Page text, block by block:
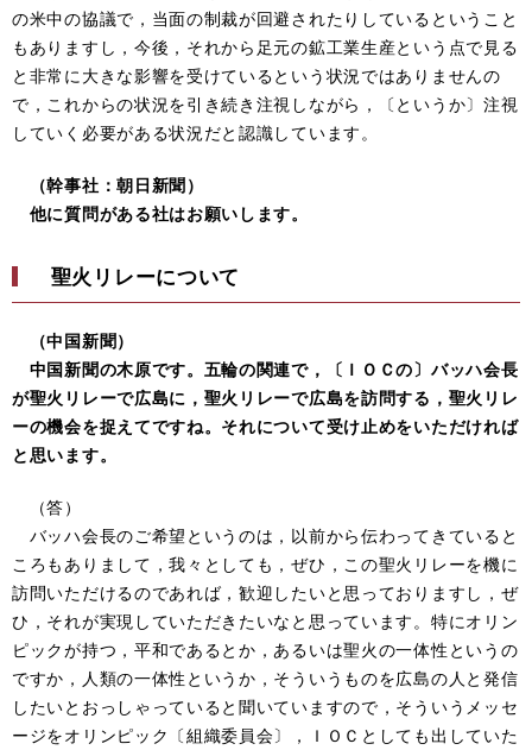
の米中の協議で，当面の制裁が回避されたりしているということ
もありますし，今後，それから足元の鉱工業生産という点で見る
と非常に大きな影響を受けているという状況ではありませんの
で，これからの状況を引き続き注視しながら，〔というか〕注視
していく必要がある状況だと認識しています。
（幹事社：朝日新聞）
他に質問がある社はお願いします。
聖火リレーについて
（中国新聞）
中国新聞の木原です。五輪の関連で，〔ＩＯＣの〕バッハ会長
が聖火リレーで広島に，聖火リレーで広島を訪問する，聖火リレ
ーの機会を捉えてですね。それについて受け止めをいただければ
と思います。
（答）
バッハ会長のご希望というのは，以前から伝わってきていると
ころもありまして，我々としても，ぜひ，この聖火リレーを機に
訪問いただけるのであれば，歓迎したいと思っておりますし，ぜ
ひ，それが実現していただきたいなと思っています。特にオリン
ピックが持つ，平和であるとか，あるいは聖火の一体性というの
ですか，人類の一体性というか，そういうものを広島の人と発信
したいとおっしゃっていると聞いていますので，そういうメッセ
ージをオリンピック〔組織委員会〕，ＩＯＣとしても出していた